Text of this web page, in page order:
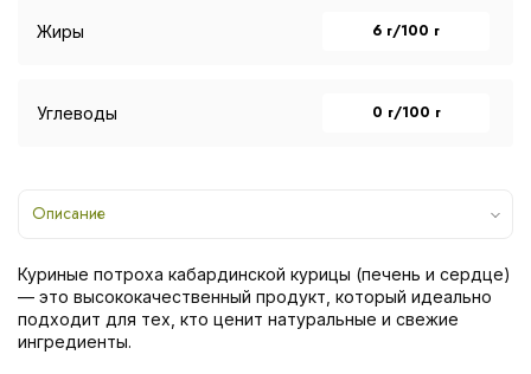
Жиры 6 г/100 г
Углеводы 0 г/100 г
Описание
Куриные потроха кабардинской курицы (печень и сердце)
— это высококачественный продукт, который идеально
подходит для тех, кто ценит натуральные и свежие
ингредиенты.